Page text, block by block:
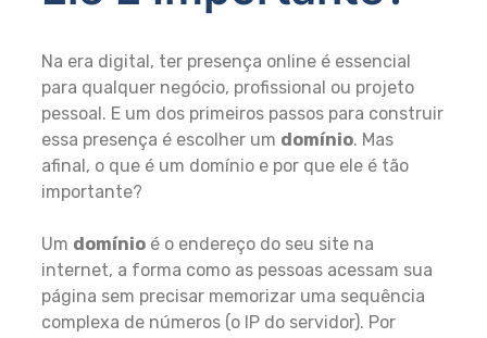
Na era digital, ter presença online é essencial
para qualquer negócio, profissional ou projeto
pessoal. E um dos primeiros passos para construir
essa presença é escolher um domínio. Mas
afinal, o que é um domínio e por que ele é tão
importante?
Um domínio é o endereço do seu site na
internet, a forma como as pessoas acessam sua
página sem precisar memorizar uma sequência
complexa de números (o IP do servidor). Por